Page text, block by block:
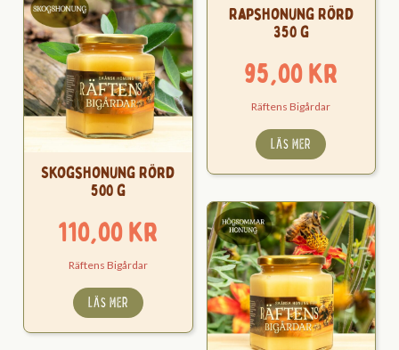
Rapshonung Rörd
350 g
95,00kr
Räftens Bigårdar
LÄS MER
Skogshonung Rörd
500 g
110,00kr
Räftens Bigårdar
LÄS MER